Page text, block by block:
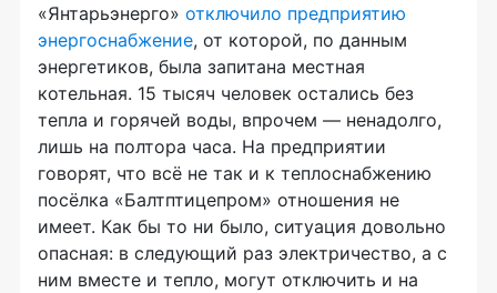
«Янтарьэнерго» отключило предприятию
энергоснабжение, от которой, по данным
энергетиков, была запитана местная
котельная. 15 тысяч человек остались без
тепла и горячей воды, впрочем — ненадолго,
лишь на полтора часа. На предприятии
говорят, что всё не так и к теплоснабжению
посёлка «Балтптицепром» отношения не
имеет. Как бы то ни было, ситуация довольно
опасная: в следующий раз электричество, а с
ним вместе и тепло, могут отключить и на